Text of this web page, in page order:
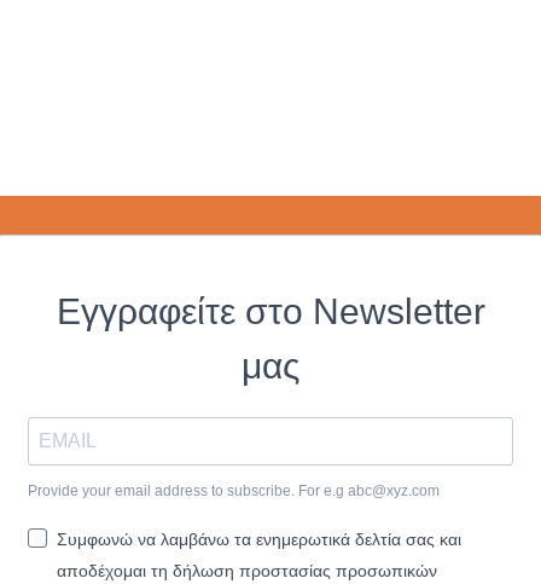
Εγγραφείτε στο Newsletter
μας
Provide your email address to subscribe. For e.g abc@xyz.com
Συμφωνώ να λαμβάνω τα ενημερωτικά δελτία σας και
αποδέχομαι τη δήλωση προστασίας προσωπικών